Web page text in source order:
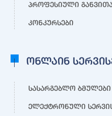
პროფესიული
კონკურსები
ონლაინ
სასარგებლო ბმულები
ელექტრონული